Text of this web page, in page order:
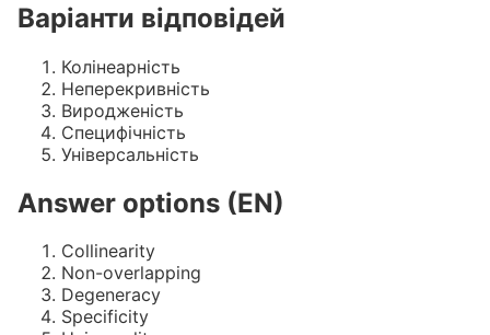
Варіанти відповідей
Колінеарність
Неперекривність
Виродженість
Специфічність
Універсальність
Answer options (EN)
Collinearity
Non-overlapping
Degeneracy
Specificity